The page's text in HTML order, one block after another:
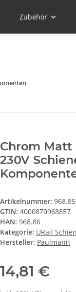
Zubehör
Chrom Matt
230V
Artikelnummer: 968.85
GTIN: 4000870968857
HAN: 968.86
Kategorie: URail
Hersteller: Paulmann
14,81 €